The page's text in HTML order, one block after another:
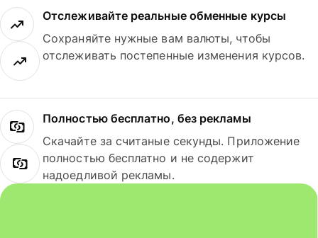
Отслеживайте реальные обменные курсы
Сохраняйте нужные вам валюты, чтобы
отслеживать постепенные изменения курсов.
Полностью бесплатно, без рекламы
Скачайте за считаные секунды. Приложение
полностью бесплатно и не содержит
надоедливой рекламы.